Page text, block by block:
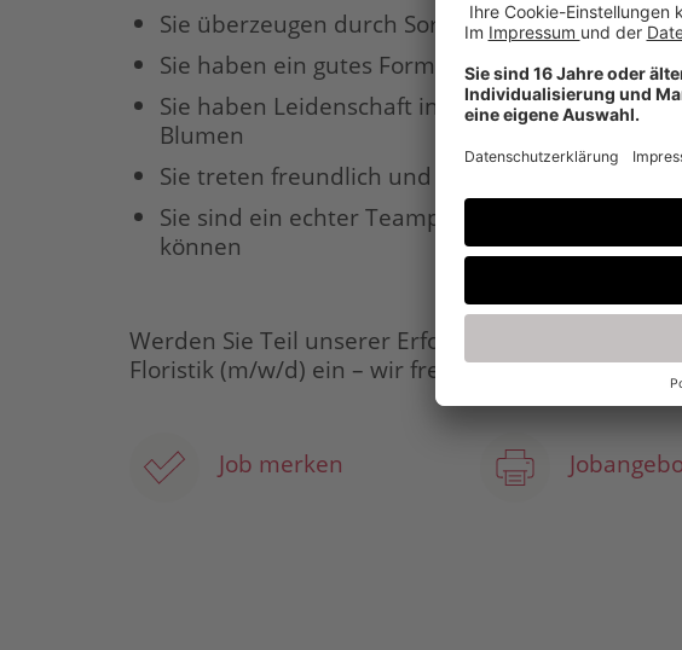
Sie überzeugen durch Sortimentskenntnisse
Sie haben ein gutes Form- und
Sie haben Leidenschaft in der Beratung von
Blumen
Sie treten freundlich und verbindlich auf
Sie sind ein echter Teamplayer, auf den sich
können
Werden Sie Teil unserer Erfolgsgeschichte und
Floristik (m/w/d) ein – wir freuen uns darauf, Sie
Job merken